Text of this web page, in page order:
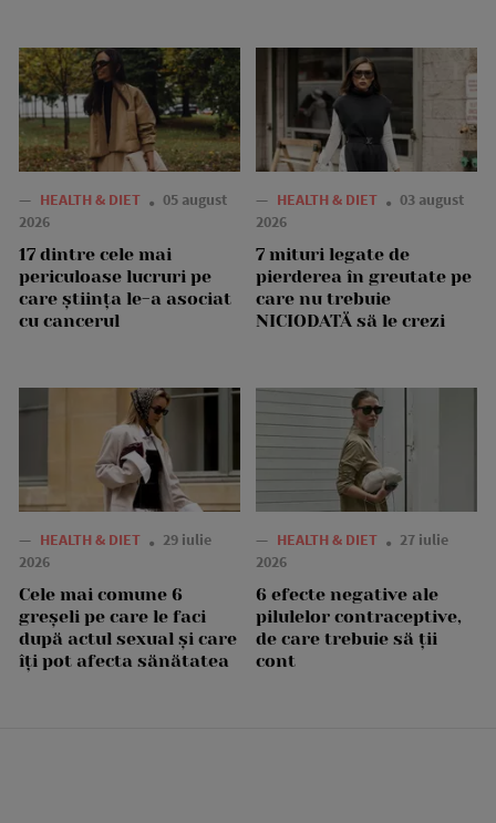
— HEALTH & DIET
05 august
2026
17 dintre cele mai
periculoase lucruri pe
care știința le-a asociat
cu cancerul
— HEALTH & DIET
03 august
2026
7 mituri legate de
pierderea în greutate pe
care nu trebuie
NICIODATĂ să le crezi
— HEALTH & DIET
29 iulie
2026
Cele mai comune 6
greșeli pe care le faci
după actul sexual și care
îți pot afecta sănătatea
— HEALTH & DIET
27 iulie
2026
6 efecte negative ale
pilulelor contraceptive,
de care trebuie să ții
cont